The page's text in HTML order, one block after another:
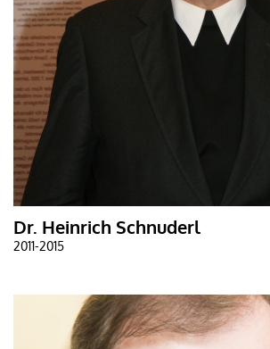
Dr. Heinrich Schnuderl
2011-2015